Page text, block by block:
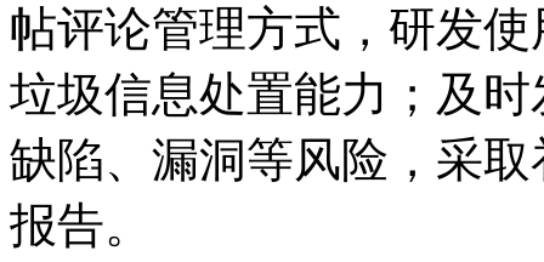
帖评论管理方式，研发
垃圾信息处置能力；及
缺陷、漏洞等风险，采
报告。